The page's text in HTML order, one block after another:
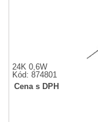
24K 0,6W
Kód: 874801
Cena s DPH